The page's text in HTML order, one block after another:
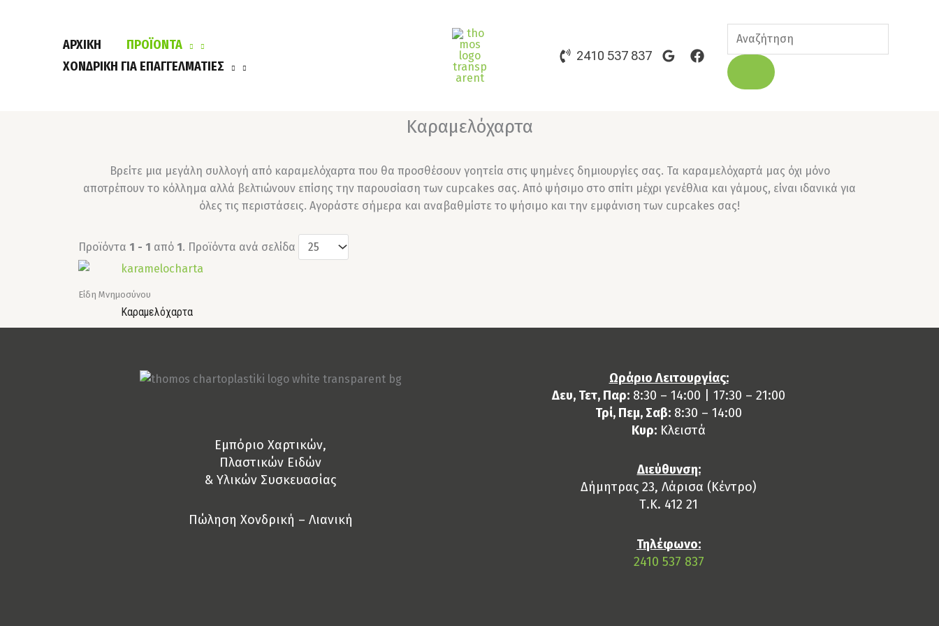
ΑΡΧΙΚΗ
ΠΡΟΪΟΝΤΑ
ΧΟΝΔΡΙΚΉ ΓΙΑ ΕΠΑΓΓΕΛΜΑΤΊΕΣ
2410 537 837
Products
search
Καραμελόχαρτα
Βρείτε μια μεγάλη συλλογή από καραμελόχαρτα που θα προσθέσουν γοητεία στις ψημένες δημιουργίες σας. Τα καραμελόχαρτά μας όχι μόνο
αποτρέπουν το κόλλημα αλλά βελτιώνουν επίσης την παρουσίαση των cupcakes σας. Από ψήσιμο στο σπίτι μέχρι γενέθλια και γάμους, είναι ιδανικά για
όλες τις περιστάσεις. Αγοράστε σήμερα και αναβαθμίστε το ψήσιμο και την εμφάνιση των cupcakes σας!
Προϊόντα 1 - 1 από 1. Προϊόντα ανά σελίδα
Είδη Μνημοσύνου
Καραμελόχαρτα
Eμπόριο Χαρτικών,
Πλαστικών Ειδών
& Yλικών Συσκευασίας
Πώληση Χονδρική – Λιανική
Ωράριο Λειτουργίας:
Δευ, Τετ, Παρ: 8:30 – 14:00 | 17:30 – 21:00
Τρί, Πεμ, Σαβ: 8:30 – 14:00
Κυρ: Κλειστά
Διεύθυνση:
Δήμητρας 23, Λάρισα (Κέντρο)
Τ.Κ. 412 21
Τηλέφωνο:
2410 537 837